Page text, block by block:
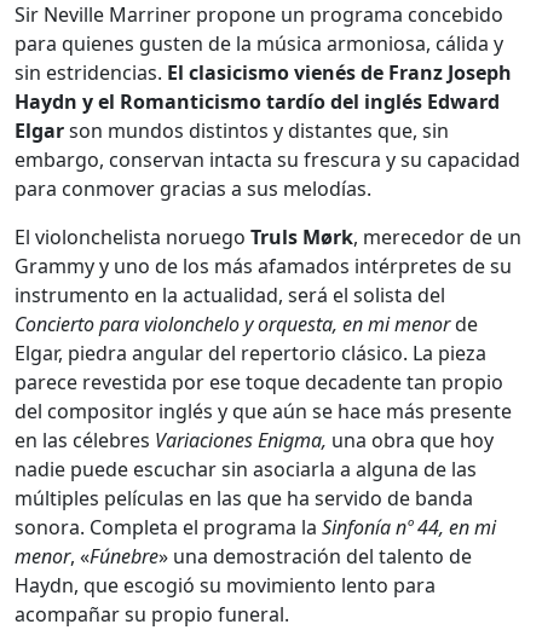
Sir Neville Marriner propone un programa concebido
para quienes gusten de la música armoniosa, cálida y
sin estridencias. El clasicismo vienés de Franz Joseph
Haydn y el Romanticismo tardío del inglés Edward
Elgarson mundos distintos y distantes que, sin
embargo, conservan intacta su frescura y su capacidad
para conmover gracias a sus melodías.
El violonchelista noruego Truls Mørk, merecedor de un
Grammy y uno de los más afamados intérpretes de su
instrumento en la actualidad, será el solista del
Concierto para violonchelo y orquesta, en mi menorde
Elgar, piedra angular del repertorio clásico. La pieza
parece revestida por ese toque decadente tan propio
del compositor inglés y que aún se hace más presente
en las célebres Variaciones Enigma, una obra que hoy
nadie puede escuchar sin asociarla a alguna de las
múltiples películas en las que ha servido de banda
sonora. Completa el programa la Sinfonía nº 44, en mi
menor, «Fúnebre» una demostración del talento de
Haydn, que escogió su movimiento lento para
acompañar su propio funeral.